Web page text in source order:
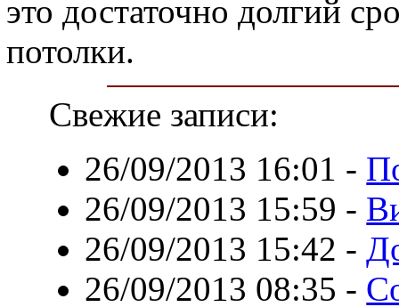
это достаточно долгий
потолки.
Свежие записи:
26/09/2013 16:01 -
26/09/2013 15:59 -
26/09/2013 15:42 -
26/09/2013 08:35 -